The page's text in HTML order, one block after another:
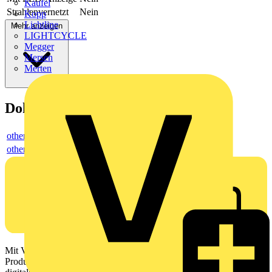
Kaufel
Kopp
Lichtline
LIGHTCYCLE
Megger
Mersen
Merten
Strahlenvernetzt
Nein
Mehr anzeigen
Dokumente
others
others
Mit Voltimum erhalten Elektrofachkräfte Zugang zu Branchennews,
Produktinformationen, Schulungen und Tools – alles auf einer